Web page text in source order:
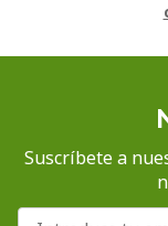
Suscríbete a